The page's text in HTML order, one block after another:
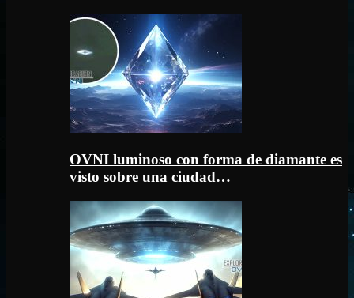
OVNI luminoso con forma de diamante es
visto sobre una ciudad…